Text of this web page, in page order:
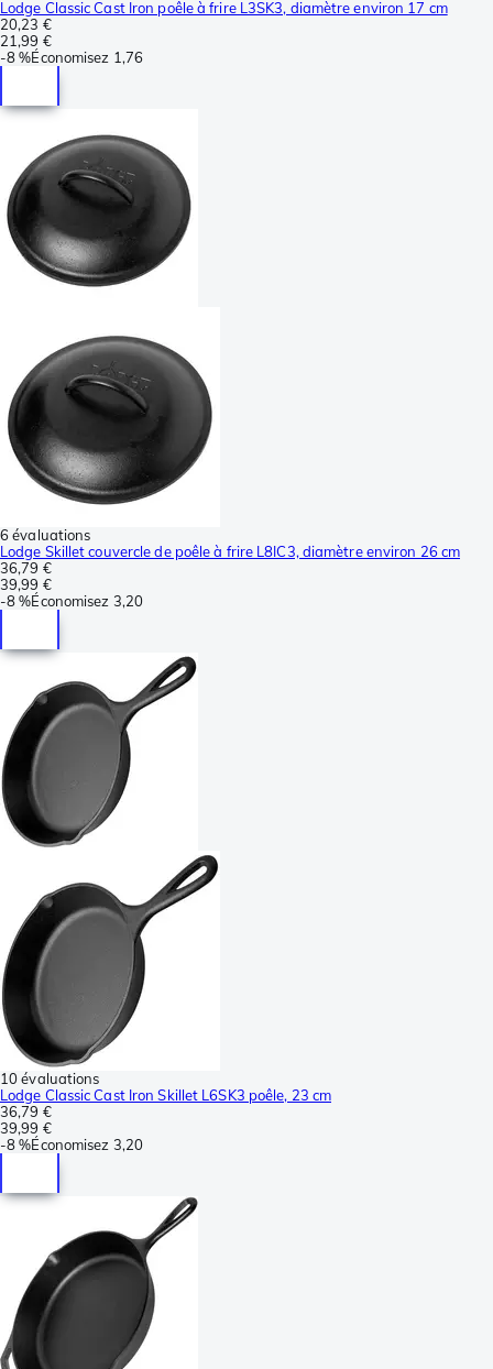
Lodge Classic Cast Iron poêle à frire L3SK3, diamètre environ 17 cm
20,23 €
21,99 €
-8 %Économisez 1,76
6 évaluations
Lodge Skillet couvercle de poêle à frire L8IC3, diamètre environ 26 cm
36,79 €
39,99 €
-8 %Économisez 3,20
10 évaluations
Lodge Classic Cast Iron Skillet L6SK3 poêle, 23 cm
36,79 €
39,99 €
-8 %Économisez 3,20